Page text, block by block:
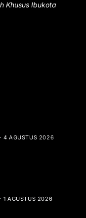
Khusus Ibukota
4 AGUSTUS 2026
1 AGUSTUS 2026